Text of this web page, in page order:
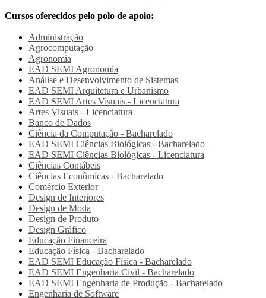
Cursos oferecidos pelo polo de apoio:
Administração
Agrocomputação
Agronomia
EAD SEMI Agronomia
Análise e Desenvolvimento de Sistemas
EAD SEMI Arquitetura e Urbanismo
EAD SEMI Artes Visuais - Licenciatura
Artes Visuais - Licenciatura
Banco de Dados
Ciência da Computação - Bacharelado
EAD SEMI Ciências Biológicas - Bacharelado
EAD SEMI Ciências Biológicas - Licenciatura
Ciências Contábeis
Ciências Econômicas - Bacharelado
Comércio Exterior
Design de Interiores
Design de Moda
Design de Produto
Design Gráfico
Educação Financeira
Educação Física - Bacharelado
EAD SEMI Educação Física - Bacharelado
EAD SEMI Engenharia Civil - Bacharelado
EAD SEMI Engenharia de Produção - Bacharelado
Engenharia de Software